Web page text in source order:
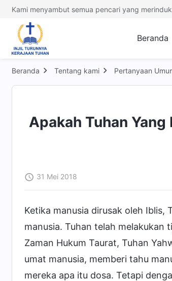
Kami menyambut semua pencari yang
Beranda
Beranda Tentang kami Pertanyaan
Apakah Tuhan
31 Mei 2018
Ketika manusia dirusak oleh Iblis,
manusia. Tuhan telah melakukan
Zaman Hukum Taurat, Tuhan
umat manusia, memberi tahu
mereka apa itu dosa. Tetapi